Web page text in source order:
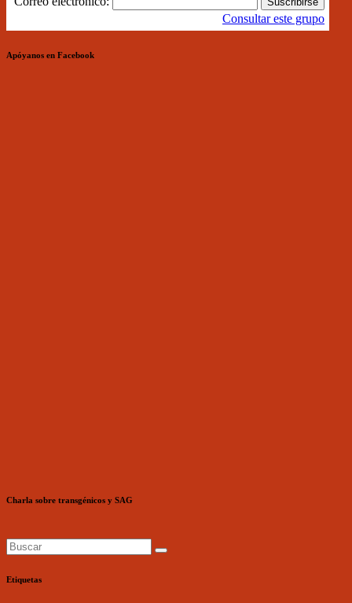
Consultar este grupo
Apóyanos en Facebook
Charla sobre transgénicos y SAG
Etiquetas